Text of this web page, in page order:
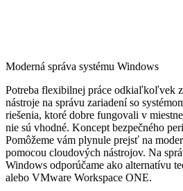
Moderná správa systému Windows
Potreba flexibilnej práce odkiaľkoľvek
nástroje na správu zariadení so
riešenia, ktoré dobre fungovali v
nie sú vhodné. Koncept bezpečného
Pomôžeme vám plynule prejsť na
pomocou cloudových nástrojov. Na
Windows odporúčame ako alternatívu
alebo VMware Workspace ONE.